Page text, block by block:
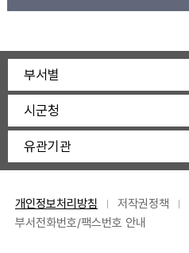
부서별
시군청
유관기관
개인정보처리방침 저작권정책
부서전화번호/팩스번호 안내